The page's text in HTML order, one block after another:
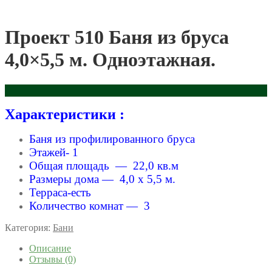
Проект 510 Баня из бруса
4,0×5,5 м. Одноэтажная.
Характеристики :
Баня из профилированного бруса
Этажей- 1
Общая площадь — 22,0 кв.м
Размеры дома — 4,0 x 5,5 м.
Терраса-есть
Количество комнат — 3
Категория: Бани
Описание
Отзывы (0)